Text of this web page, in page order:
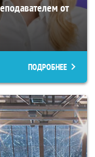
от
ПОДРОБНЕЕ